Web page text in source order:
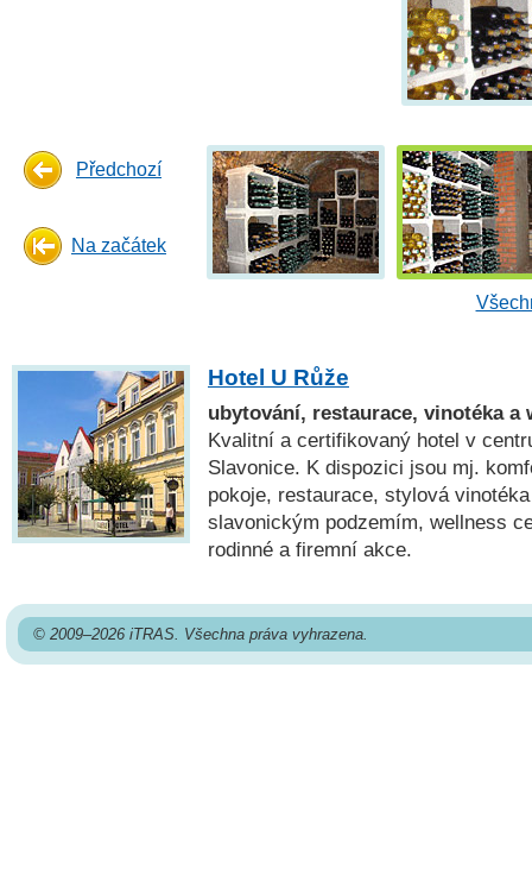
Předchozí
Na začátek
Hotel U Růže
ubytování, restaurace, vinotéka a
Kvalitní a certifikovaný hotel v
Slavonice. K dispozici jsou mj.
pokoje, restaurace, stylová
slavonickým podzemím, wellness
rodinné a firemní akce.
© 2009–2026 iTRAS. Všechna práva vyhrazena.